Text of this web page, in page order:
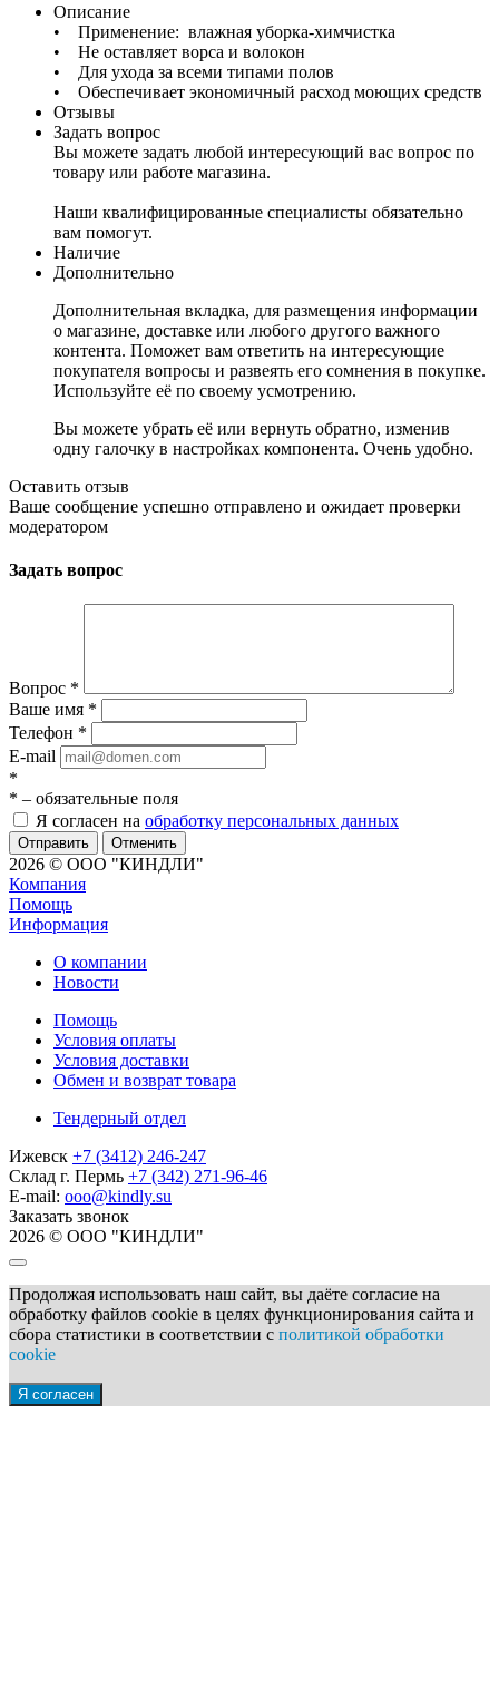
Описание
• Применение: влажная уборка-химчистка
• Не оставляет ворса и волокон
• Для ухода за всеми типами полов
• Обеспечивает экономичный расход моющих средств
Отзывы
Задать вопрос
Вы можете задать любой интересующий вас вопрос по
товару или работе магазина.
Наши квалифицированные специалисты обязательно
вам помогут.
Наличие
Дополнительно
Дополнительная вкладка, для размещения информации
о магазине, доставке или любого другого важного
контента. Поможет вам ответить на интересующие
покупателя вопросы и развеять его сомнения в покупке.
Используйте её по своему усмотрению.
Вы можете убрать её или вернуть обратно, изменив
одну галочку в настройках компонента. Очень удобно.
Оставить отзыв
Ваше сообщение успешно отправлено и ожидает проверки
модератором
Задать вопрос
Вопрос *
Ваше имя *
Телефон *
E-mail
*
* – обязательные поля
Я согласен на обработку персональных данных
Отменить
2026 © ООО "КИНДЛИ"
Компания
Помощь
Информация
О компании
Новости
Помощь
Условия оплаты
Условия доставки
Обмен и возврат товара
Тендерный отдел
Ижевск +7 (3412) 246-247
Склад г. Пермь +7 (342) 271-96-46
E-mail: ooo@kindly.su
Заказать звонок
2026 © ООО "КИНДЛИ"
Продолжая использовать наш сайт, вы даёте согласие на
обработку файлов cookie в целях функционирования сайта и
сбора статистики в соответствии с политикой обработки
cookie
Я согласен